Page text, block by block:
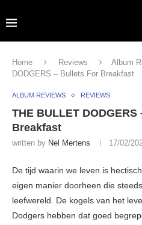
Home Reviews Album
DODGERS – Bullets For Breakfast
ALBUM REVIEWS REVIEWS
THE BULLET
Breakfast
written by Nel Mertens 17/02/
De tijd waarin we leven is
eigen manier doorheen die
leefwereld. De kogels van het
Dodgers hebben dat goed